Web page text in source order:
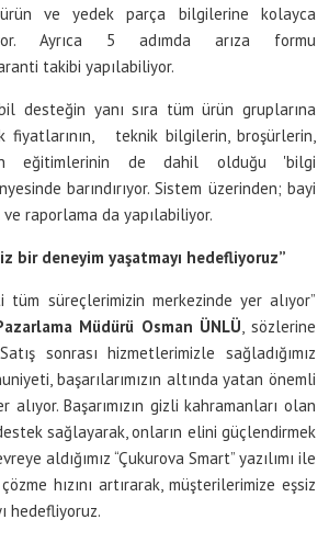
ve yedek parça bilgilerine kolayca
Ayrıca 5 adımda arıza formu
takibi yapılabiliyor.
desteğin yanı sıra tüm ürün gruplarına
fiyatlarının, teknik bilgilerin, broşürlerin,
eğitimlerinin de dahil olduğu 'bilgi
barındırıyor. Sistem üzerinden; bayi
raporlama da yapılabiliyor.
bir deneyim yaşatmayı hedefliyoruz”
tüm süreçlerimizin merkezinde yer alıyor”
Müdürü Osman ÜNLÜ, sözlerine
sonrası hizmetlerimizle sağladığımız
başarılarımızın altında yatan önemli
Başarımızın gizli kahramanları olan
sağlayarak, onların elini güçlendirmek
aldığımız “Çukurova Smart” yazılımı ile
hızını artırarak, müşterilerimize eşsiz
hedefliyoruz.